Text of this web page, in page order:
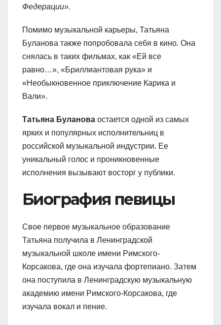
Федерации».
Помимо музыкальной карьеры, Татьяна
Буланова также попробовала себя в кино. Она
снялась в таких фильмах, как «Ей все
равно…», «Бриллиантовая рука» и
«Необыкновенное приключение Карика и
Вали».
Татьяна Буланова остается одной из самых
ярких и популярных исполнительниц в
российской музыкальной индустрии. Ее
уникальный голос и проникновенные
исполнения вызывают восторг у публики.
Биография певицы
Свое первое музыкальное образование
Татьяна получила в Ленинградской
музыкальной школе имени Римского-
Корсакова, где она изучала фортепиано. Затем
она поступила в Ленинградскую музыкальную
академию имени Римского-Корсакова, где
изучала вокал и пение.